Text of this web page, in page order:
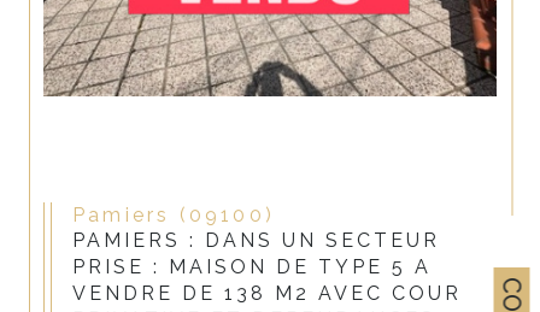
Pamiers (09100)
PAMIERS : DANS UN SECTEUR
PRISE : MAISON DE TYPE 5 A
VENDRE DE 138 M2 AVEC COUR